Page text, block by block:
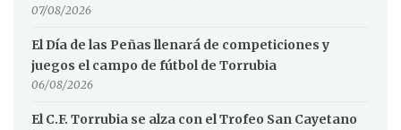
07/08/2026
El Día de las Peñas llenará de competiciones y
juegos el campo de fútbol de Torrubia
06/08/2026
El C.F. Torrubia se alza con el Trofeo San Cayetano